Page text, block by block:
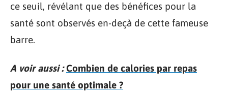
ce seuil, révélant que des bénéfices pour la
santé sont observés en-deçà de cette fameuse
barre.
A voir aussi : Combien de calories par repas
pour une santé optimale ?